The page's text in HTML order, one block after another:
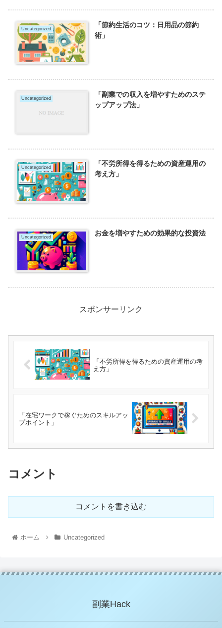
Uncategorized
「節約生活のコツ：日用品の節約
術」
Uncategorized
「副業での収入を増やすためのステ
ップアップ法」
Uncategorized
「不労所得を得るための資産運用の
考え方」
Uncategorized お金を増やすための効果的な投資法
スポンサーリンク
「不労所得を得るための資産運用の考
え方」
「在宅ワークで稼ぐためのスキルアッ
プポイント」
コメント
コメントを書き込む
ホーム Uncategorized
副業Hack